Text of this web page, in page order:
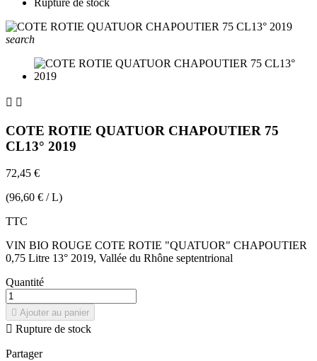
search
 
COTE ROTIE QUATUOR CHAPOUTIER 75
CL13° 2019
72,45 €
(96,60 € / L)
TTC
VIN BIO ROUGE COTE ROTIE "QUATUOR" CHAPOUTIER
0,75 Litre 13° 2019, Vallée du Rhône septentrional
Quantité
 Ajouter au panier
 Rupture de stock
Partager